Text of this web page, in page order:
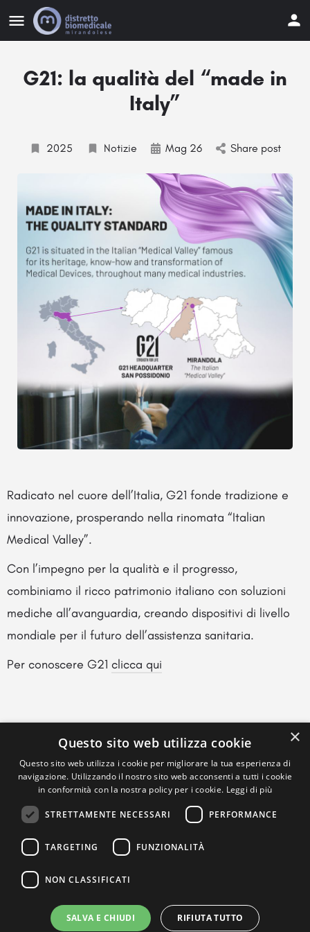
G21: la qualità del “made in
Italy”
2025 Notizie Mag 26 Share post
Radicato nel cuore dell’Italia, G21 fonde tradizione e
innovazione, prosperando nella rinomata “Italian
Medical Valley”.
Con l’impegno per la qualità e il progresso,
combiniamo il ricco patrimonio italiano con soluzioni
mediche all’avanguardia, creando dispositivi di livello
mondiale per il futuro dell’assistenza sanitaria.
Per conoscere G21 clicca qui
×
Questo sito web utilizza cookie
Questo sito web utilizza i cookie per migliorare la tua esperienza di
navigazione. Utilizzando il nostro sito web acconsenti a tutti i cookie
in conformità con la nostra policy per i cookie. Leggi di più
STRETTAMENTE NECESSARI PERFORMANCE
TARGETING FUNZIONALITÀ
NON CLASSIFICATI
SALVA E CHIUDI RIFIUTA TUTTO